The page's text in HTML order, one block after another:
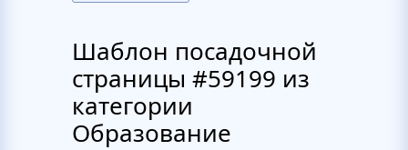
Шаблон посадочной
страницы #59199 из
категории
Образование